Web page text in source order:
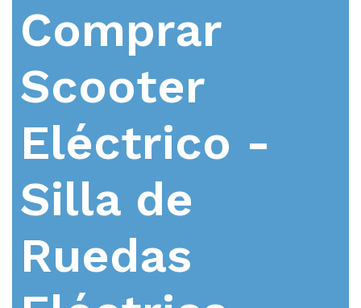
Comprar
Scooter
Eléctrico -
Silla de
Ruedas